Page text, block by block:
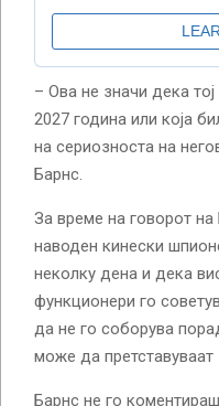
– Ова не значи дека
2027 година или која
на сериозноста на
Барнс.
За време на говорот на
наводен кинески
неколку дена и дека
функционери го
да не го соборува
може да
Барнс не го